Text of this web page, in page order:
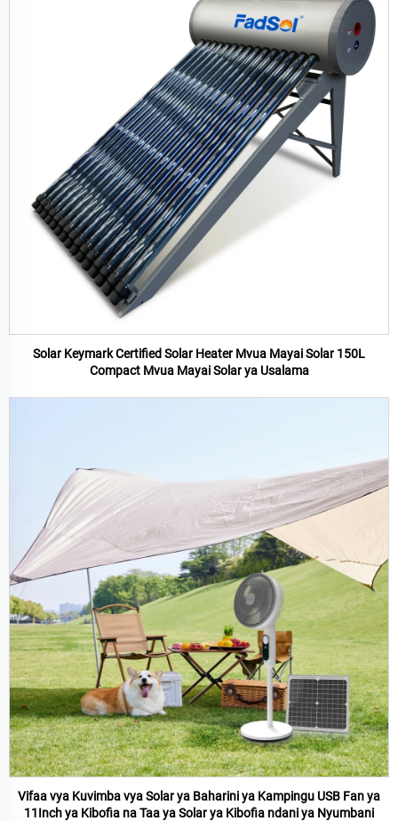
Solar Keymark Certified Solar Heater Mvua Mayai Solar 150L
Compact Mvua Mayai Solar ya Usalama
Vifaa vya Kuvimba vya Solar ya Baharini ya Kampingu USB Fan ya
11Inch ya Kibofia na Taa ya Solar ya Kibofia ndani ya Nyumbani